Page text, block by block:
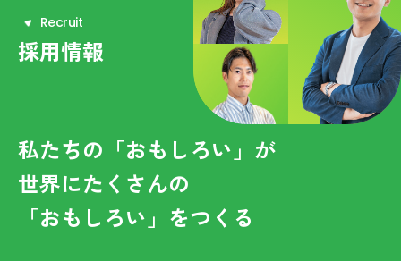
Recruit
採用情報
私たちの「おもしろい」が
世界にたくさんの
「おもしろい」をつくる